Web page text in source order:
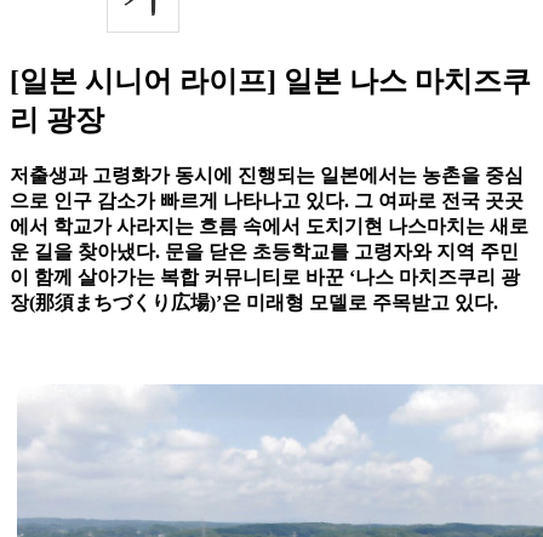
[일본 시니어 라이프] 일본 나스 마치즈쿠
리 광장
저출생과 고령화가 동시에 진행되는 일본에서는 농촌을 중심
으로 인구 감소가 빠르게 나타나고 있다. 그 여파로 전국 곳곳
에서 학교가 사라지는 흐름 속에서 도치기현 나스마치는 새로
운 길을 찾아냈다. 문을 닫은 초등학교를 고령자와 지역 주민
이 함께 살아가는 복합 커뮤니티로 바꾼 ‘나스 마치즈쿠리 광
장(那須まちづくり広場)’은 미래형 모델로 주목받고 있다.